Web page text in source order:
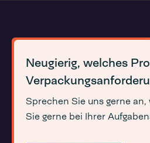
Neugierig, welches
Sprechen Sie uns gerne
Sie gerne bei Ihrer